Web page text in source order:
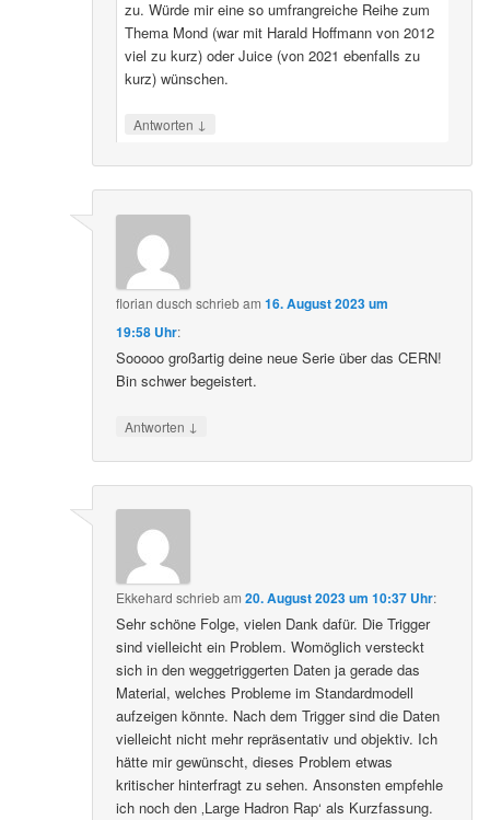
zu. Würde mir eine so umfrangreiche Reihe zum
Thema Mond (war mit Harald Hoffmann von 2012
viel zu kurz) oder Juice (von 2021 ebenfalls zu
kurz) wünschen.
Antworten ↓
florian dusch schriebam16. August 2023 um
19:58 Uhr:
Sooooo großartig deine neue Serie über das CERN!
Bin schwer begeistert.
Antworten ↓
Ekkehard schriebam20. August 2023 um 10:37 Uhr:
Sehr schöne Folge, vielen Dank dafür. Die Trigger
sind vielleicht ein Problem. Womöglich versteckt
sich in den weggetriggerten Daten ja gerade das
Material, welches Probleme im Standardmodell
aufzeigen könnte. Nach dem Trigger sind die Daten
vielleicht nicht mehr repräsentativ und objektiv. Ich
hätte mir gewünscht, dieses Problem etwas
kritischer hinterfragt zu sehen. Ansonsten empfehle
ich noch den ‚Large Hadron Rap‘ als Kurzfassung.